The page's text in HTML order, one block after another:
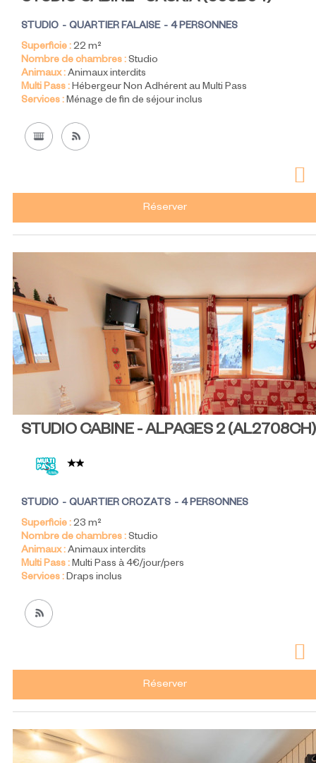
STUDIO QUARTIER FALAISE
4 PERSONNES
Superficie :22 m²
Nombre de chambres :Studio
Animaux :Animaux interdits
Multi Pass :Hébergeur Non Adhérent au Multi Pass
Services :Ménage de fin de séjour inclus
Réserver
STUDIO CABINE - ALPAGES 2 (AL2708CH)
STUDIO QUARTIER CROZATS
4 PERSONNES
Superficie :23 m²
Nombre de chambres :Studio
Animaux :Animaux interdits
Multi Pass :Multi Pass à 4€/jour/pers
Services :Draps inclus
Réserver